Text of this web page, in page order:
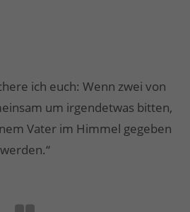
ich euch: Wenn zwei von
um irgendetwas bitten,
Vater im Himmel gegeben
werden.“